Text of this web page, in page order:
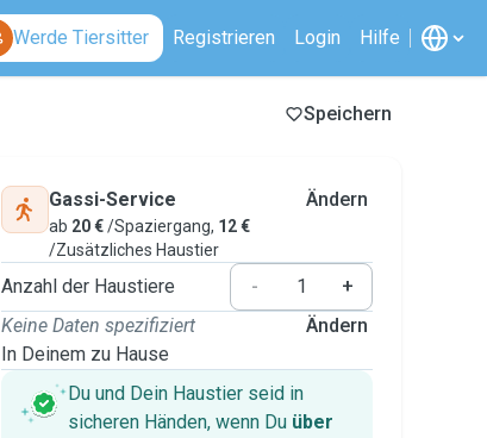
Werde Tiersitter Registrieren Login Hilfe
Speichern
Gassi-Service
ab 20 €/Spaziergang, 12 €
/Zusätzliches Haustier
Ändern
Anzahl der Haustiere -
+
Keine Daten spezifiziert
In Deinem zu Hause
Ändern
Du und Dein Haustier seid in
sicheren Händen, wenn Du über